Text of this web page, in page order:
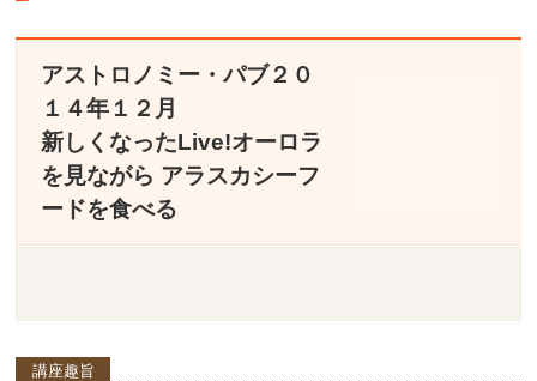
アストロノミー・パブ２０
１４年１２月
新しくなったLive!オーロラ
を見ながら アラスカシーフ
ードを食べる
講座趣旨